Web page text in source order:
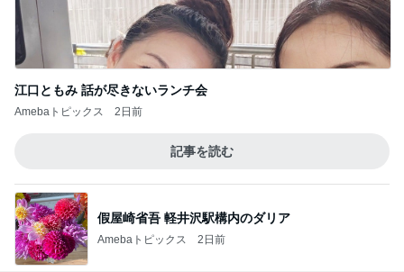
江口ともみ 話が尽きないランチ会
Amebaトピックス 2日前
記事を読む
假屋崎省吾 軽井沢駅構内のダリア
Amebaトピックス 2日前